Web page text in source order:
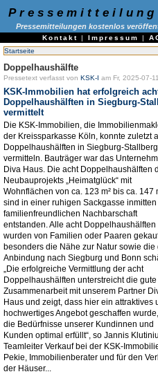
Pressemitteilung
Pressemitteilungen kostenlos
Kontakt | Impressum |
Startseite
Doppelhaushälfte
Pressetext verfasst von KSK-I am Fr, 2025-07-
KSK-Immobilien hat erfolgreich
Doppelhaushälften in Siegburg-
vermittelt
Die KSK-Immobilien, die
der Kreissparkasse Köln, konnte zuletzt
Doppelhaushälften in Siegburg-Stallberg
vermitteln. Bauträger war das
Diva Haus. Die acht Doppelhaushälften
Neubauprojekts „Heimatglück“ mit
Wohnflächen von ca. 123 m² bis ca. 147
sind in einer ruhigen Sackgasse
familienfreundlichen Nachbarschaft
entstanden. Alle acht Doppelhaushälften
wurden von Familien oder Paaren
besonders die Nähe zur Natur sowie die
Anbindung nach Siegburg und Bonn
„Die erfolgreiche Vermittlung der acht
Doppelhaushälften unterstreicht die gute
Zusammenarbeit mit unserem Partner
Haus und zeigt, dass hier ein attraktives
hochwertiges Angebot geschaffen
die Bedürfnisse unserer Kundinnen und
Kunden optimal erfüllt“, so Jannis
Teamleiter Verkauf bei der KSK-
Pekie, Immobilienberater und für den
der Häuser...